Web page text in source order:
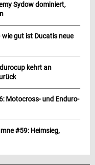
Sydow dominiert,
wie gut ist Ducatis neue
kehrt an
Motocross- und Enduro-
#59: Heimsieg,